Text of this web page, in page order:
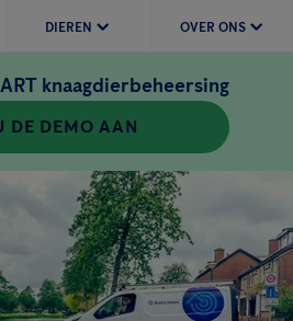
DIEREN OVER ONS
knaagdierbeheersing
DE DEMO AAN